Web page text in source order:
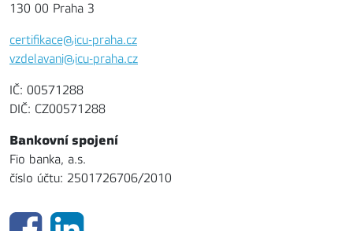
130 00 Praha 3
certifikace@icu-praha.cz
vzdelavani@icu-praha.cz
IČ: 00571288
DIČ: CZ00571288
Bankovní spojení
Fio banka, a.s.
číslo účtu: 2501726706/2010